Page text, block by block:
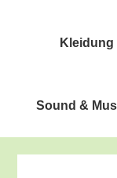
Klei­dung
Sound &